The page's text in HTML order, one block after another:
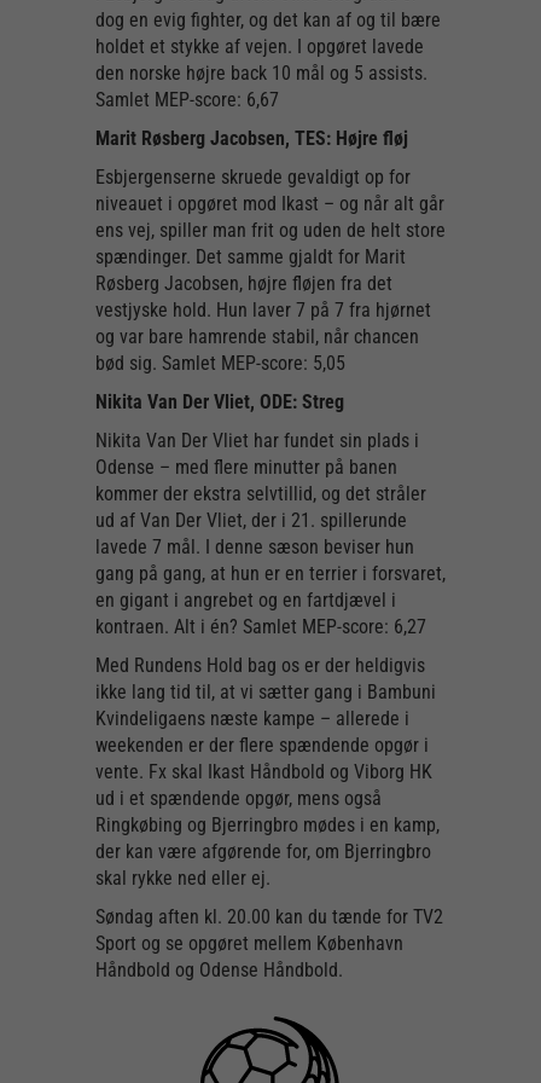
dog en evig fighter, og det kan af og til bære
holdet et stykke af vejen. I opgøret lavede
den norske højre back 10 mål og 5 assists.
Samlet MEP-score: 6,67
Marit Røsberg Jacobsen, TES: Højre fløj
Esbjergenserne skruede gevaldigt op for
niveauet i opgøret mod Ikast – og når alt går
ens vej, spiller man frit og uden de helt store
spændinger. Det samme gjaldt for Marit
Røsberg Jacobsen, højre fløjen fra det
vestjyske hold. Hun laver 7 på 7 fra hjørnet
og var bare hamrende stabil, når chancen
bød sig. Samlet MEP-score: 5,05
Nikita Van Der Vliet, ODE: Streg
Nikita Van Der Vliet har fundet sin plads i
Odense – med flere minutter på banen
kommer der ekstra selvtillid, og det stråler
ud af Van Der Vliet, der i 21. spillerunde
lavede 7 mål. I denne sæson beviser hun
gang på gang, at hun er en terrier i forsvaret,
en gigant i angrebet og en fartdjævel i
kontraen. Alt i én? Samlet MEP-score: 6,27
Med Rundens Hold bag os er der heldigvis
ikke lang tid til, at vi sætter gang i Bambuni
Kvindeligaens næste kampe – allerede i
weekenden er der flere spændende opgør i
vente. Fx skal Ikast Håndbold og Viborg HK
ud i et spændende opgør, mens også
Ringkøbing og Bjerringbro mødes i en kamp,
der kan være afgørende for, om Bjerringbro
skal rykke ned eller ej.
Søndag aften kl. 20.00 kan du tænde for TV2
Sport og se opgøret mellem København
Håndbold og Odense Håndbold.